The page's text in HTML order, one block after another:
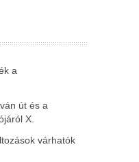
a
út és a
X.
várhatók